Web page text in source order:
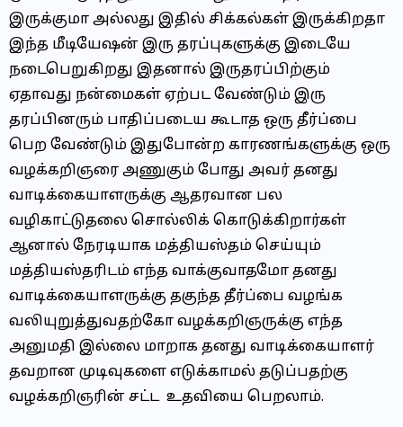
இருக்குமா அல்லது இதில் சிக்கல்கள் இருக்கிறதா
இந்த மீடியேஷன் இரு தரப்புகளுக்கு இடையே
நடைபெறுகிறது இதனால் இருதரப்பிற்கும்
ஏதாவது நன்மைகள் ஏற்பட வேண்டும் இரு
தரப்பினரும் பாதிப்படைய கூடாத ஒரு தீர்ப்பை
பெற வேண்டும் இதுபோன்ற காரணங்களுக்கு ஒரு
வழக்கறிஞரை அணுகும் போது அவர் தனது
வாடிக்கையாளருக்கு ஆதரவான பல
வழிகாட்டுதலை சொல்லிக் கொடுக்கிறார்கள்
ஆனால் நேரடியாக மத்தியஸ்தம் செய்யும்
மத்தியஸ்தரிடம் எந்த வாக்குவாதமோ தனது
வாடிக்கையாளருக்கு தகுந்த தீர்ப்பை வழங்க
வலியுறுத்துவதற்கோ வழக்கறிஞருக்கு எந்த
அனுமதி இல்லை மாறாக தனது வாடிக்கையாளர்
தவறான முடிவுகளை எடுக்காமல் தடுப்பதற்கு
வழக்கறிஞரின் சட்ட உதவியை பெறலாம்.